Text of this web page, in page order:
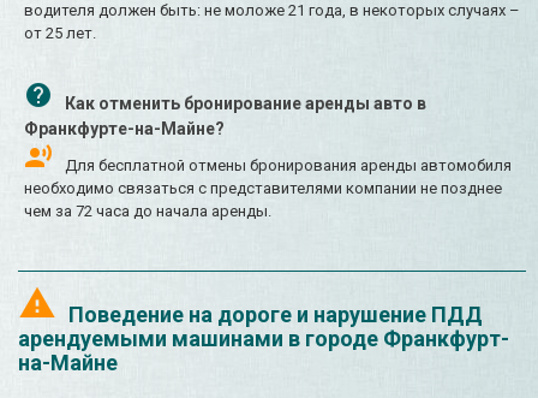
водителя должен быть: не моложе 21 года, в некоторых случаях –
от 25 лет.
Как отменить бронирование аренды авто в
Франкфурте-на-Майне?
Для бесплатной отмены бронирования аренды автомобиля
необходимо связаться с представителями компании не позднее
чем за 72 часа до начала аренды.
Поведение на дороге и нарушение ПДД
арендуемыми машинами в городе Франкфурт-
на-Майне